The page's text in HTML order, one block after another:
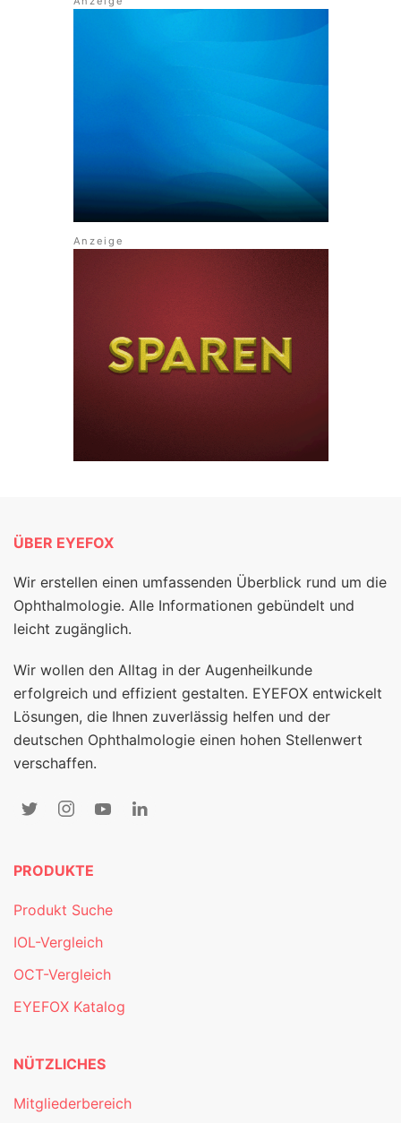
ÜBER EYEFOX
Wir erstellen einen umfassenden Überblick rund um die
Ophthalmologie. Alle Informationen gebündelt und
leicht zugänglich.
Wir wollen den Alltag in der Augenheilkunde
erfolgreich und effizient gestalten. EYEFOX entwickelt
Lösungen, die Ihnen zuverlässig helfen und der
deutschen Ophthalmologie einen hohen Stellenwert
verschaffen.
PRODUKTE
Produkt Suche
IOL-Vergleich
OCT-Vergleich
EYEFOX Katalog
NÜTZLICHES
Mitgliederbereich